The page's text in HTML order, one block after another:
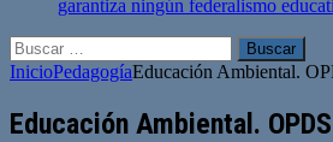
garantiza ningún federalismo
Buscar:
InicioPedagogíaEducación Ambiental.
Educación Ambiental. OPDS